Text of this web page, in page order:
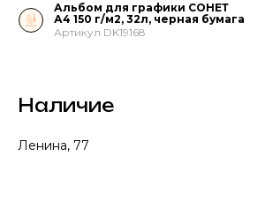
Альбом для графики СОНЕТ
А4 150 г/м2, 32л, черная бумага
Артикул DK19168
Наличие
Ленина, 77